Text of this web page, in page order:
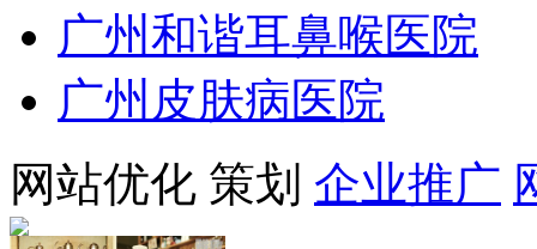
广州和谐耳鼻喉医院
广州皮肤病医院
网站优化 策划 企业推广